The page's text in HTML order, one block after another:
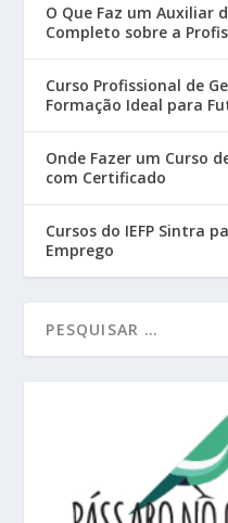
O Que Faz um Auxiliar
Completo sobre a
Curso Profissional de
Formação Ideal para
Onde Fazer um Curso
com Certificado
Cursos do IEFP Sintra
Emprego